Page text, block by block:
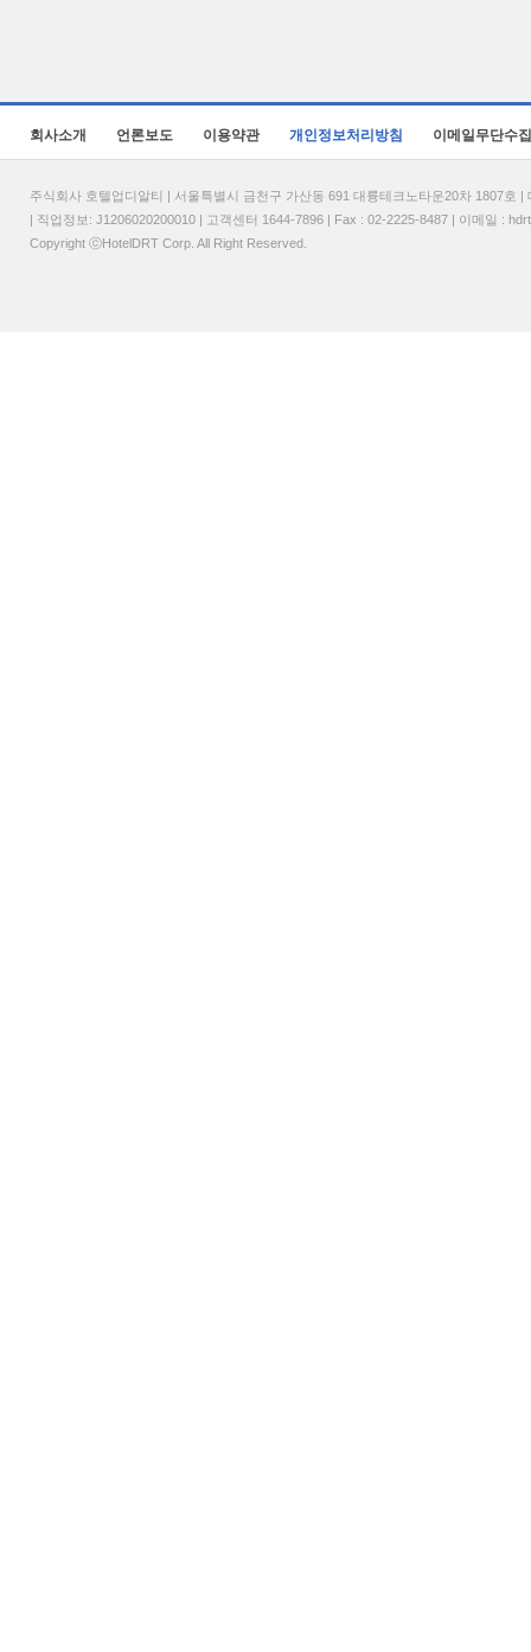
회사소개 언론보도 이용약관 개인정보처리방침 이메일무단수
주식회사 호텔업디알티 | 서울특별시 금천구 가산동 691 대륭테크노타운20차 1807
| 직업정보: J1206020200010 | 고객센터 1644-7896 | Fax : 02-2225-8487 | 이메일 :
Copyright ⓒHotelDRT Corp. All Right Reserved.